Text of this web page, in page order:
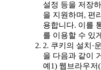
설정 등을 저장
을 지원하며, 편
용합니다. 이를
를 이용할 수 있
2. 쿠키의 설치·
을 다음과 같이
예1) 웹브라우저